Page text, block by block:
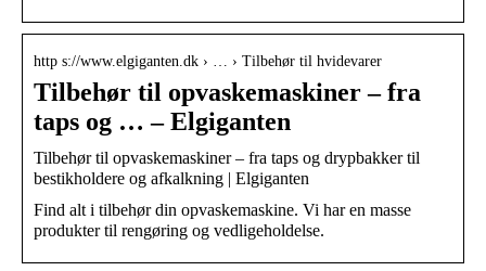
http s://www.elgiganten.dk › … › Tilbehør til hvidevarer
Tilbehør til opvaskemaskiner – fra
taps og … – Elgiganten
Tilbehør til opvaskemaskiner – fra taps og drypbakker til
bestikholdere og afkalkning | Elgiganten
Find alt i tilbehør din opvaskemaskine. Vi har en masse
produkter til rengøring og vedligeholdelse.